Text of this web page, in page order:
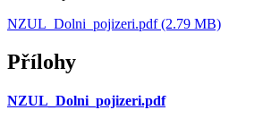
NZUL_Dolni_pojizeri.pdf (2.79 MB)
Přílohy
NZUL_Dolni_pojizeri.pdf